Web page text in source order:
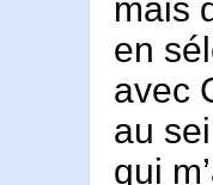
mais
en
avec
au
qui